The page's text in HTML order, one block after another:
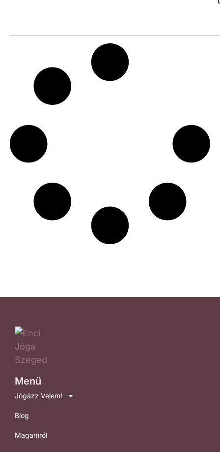
Menü
Jógázz Velem!
Blog
Magamról